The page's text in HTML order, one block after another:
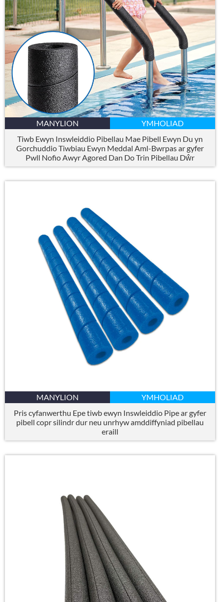
MANYLION
YMHOLIAD
Tiwb Ewyn Inswleiddio Pibellau Mae Pibell Ewyn Du yn
Gorchuddio Tiwbiau Ewyn Meddal Aml-Bwrpas ar gyfer
Pwll Nofio Awyr Agored Dan Do Trin Pibellau Dŵr
MANYLION
YMHOLIAD
Pris cyfanwerthu Epe tiwb ewyn Inswleiddio Pipe ar gyfer
pibell copr silindr dur neu unrhyw amddiffyniad pibellau
eraill